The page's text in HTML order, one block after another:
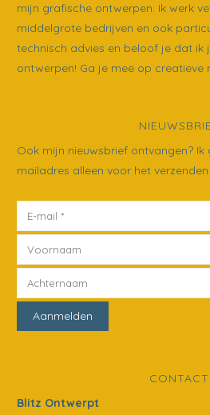
mijn grafische ontwerpen. Ik werk
middelgrote bedrijven en ook
technisch advies en beloof je dat ik
ontwerpen! Ga je mee op creatieve
Ook mijn nieuwsbrief ontvangen? Ik
mailadres alleen voor het
CONTACT
Blitz Ontwerpt